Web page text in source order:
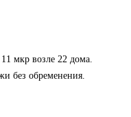
мкр возле 22 дома.
без обременения.